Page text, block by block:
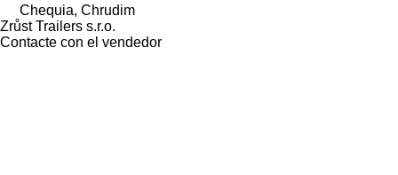
Chequia, Chrudim
Zrůst Trailers s.r.o.
Contacte con el vendedor